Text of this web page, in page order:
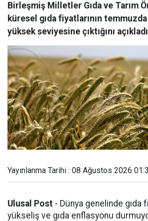
Birleşmiş Milletler Gıda ve Tarım
küresel gıda fiyatlarının temmuzda
yüksek seviyesine çıktığını
Yayınlanma Tarihi : 08 Ağustos 2026
Ulusal Post - Dünya genelinde gıda
yükseliş ve gıda enflasyonu